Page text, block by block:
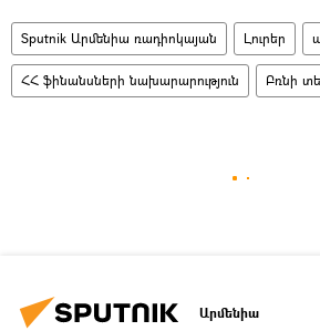
Sputnik Արմենիա ռադիոկայան Լուրեր
ՀՀ ֆինանսների նախարարություն Բռնի
Արմենիա